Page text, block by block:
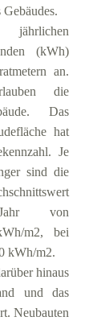
(kWh)
an.
die
Das
hat
Je
sind die
von
m2, bei
kWh/m2.
hinaus
und das
Neubauten